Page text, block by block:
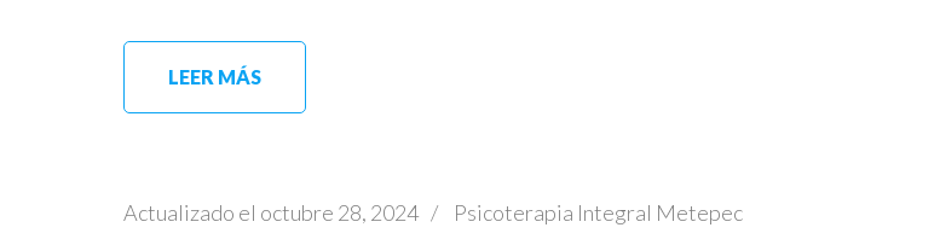
LEER MÁS
Actualizado el octubre 28, 2024 / Psicoterapia Integral Metepec